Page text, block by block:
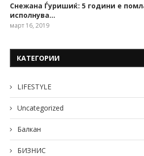
Снежана Ѓуришиќ: 5 години е
исполнува…
март 16, 2019
КАТЕГОРИИ
LIFESTYLE
Uncategorized
Балкан
БИЗНИС